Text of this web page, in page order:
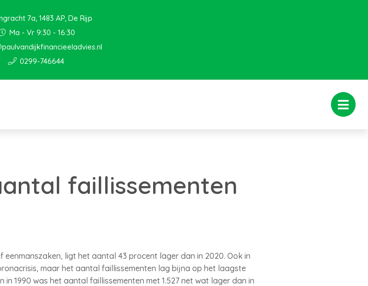
7a, 1483 AP, De Rijp
Ma - Vr 9:30 - 16:30
0299-746644
faillissementen
eenmanszaken, ligt het aantal 43 procent lager dan in 2020. Ook in
maar het aantal faillissementen lag bijna op het laagste
in 1990 was het aantal faillissementen met 1.527 net wat lager dan in